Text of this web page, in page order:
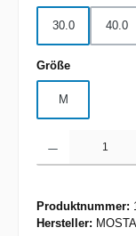
30.0 40.0
Größeauswählen
M
Produktnummer:
Hersteller: